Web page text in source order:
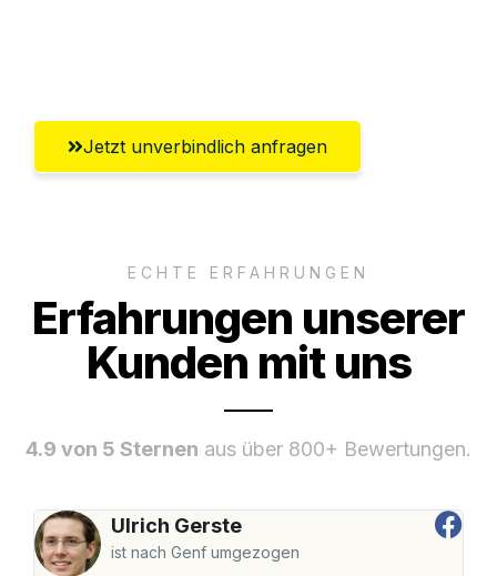
Jetzt unverbindlich anfragen
ECHTE ERFAHRUNGEN
Erfahrungen unserer
Kunden mit uns
4.9 von 5 Sternen aus über 800+ Bewertungen.
Ulrich Gerste
ist nach Genf umgezogen